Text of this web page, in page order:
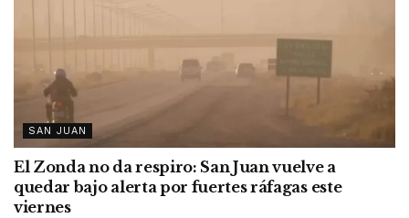
SAN JUAN
El Zonda no da respiro: San Juan vuelve a
quedar bajo alerta por fuertes ráfagas este
viernes